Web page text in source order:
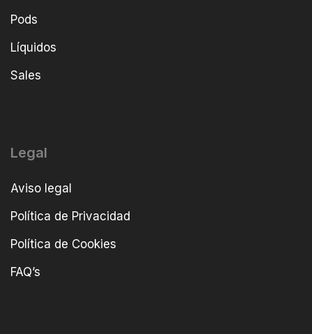
Pods
Líquidos
Sales
Legal
Aviso legal
Política de Privacidad
Política de Cookies
FAQ’s